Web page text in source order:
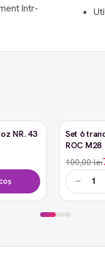
într-
NR. 43
-23%
Set 6
ROC M28
100,00 lei